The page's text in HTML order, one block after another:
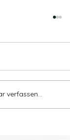
ist, ist für
verfassen...